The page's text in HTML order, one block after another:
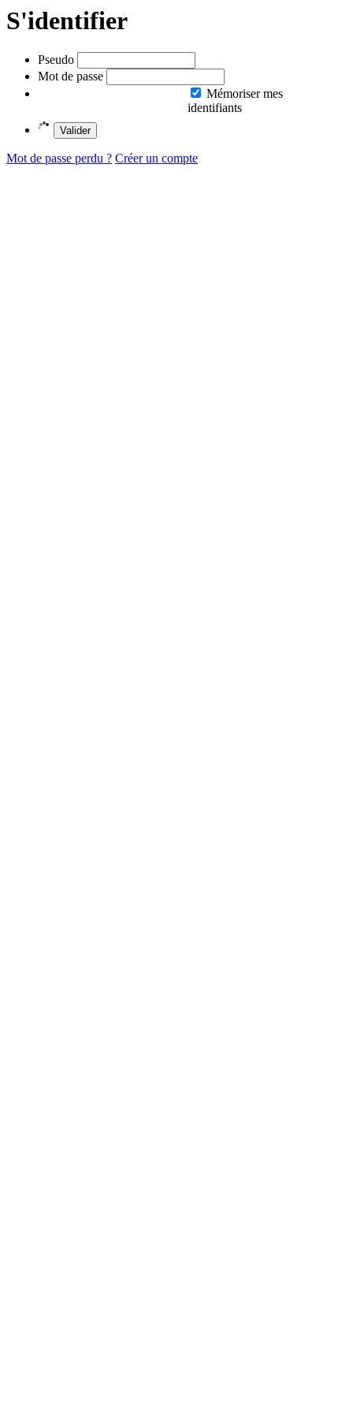
S'identifier
Pseudo
Mot de passe
Mémoriser mes
identifiants
Valider
Mot de passe perdu ? Créer un compte